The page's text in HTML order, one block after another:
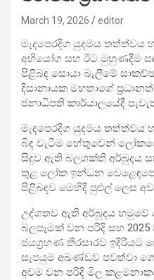
March 19, 2026 editor
මැදපෙරදිග යුදමය
අභියෝග සහ ඊට මුහුණදීම
පිළිබඳ සොයා බැලීමේ
දිසානායක මහතාගේ
ජනාධිපති කාර්යාලයේදී
මැදපෙරදිග යුදමය තත්ත්වය
බිඳ වැටීම හේතුවෙන්
සිදුව ඇති බලශක්ති අර්බුදය
තුළ ලෝක ඉන්ධන
පිළිබඳව මෙහිදී පුළුල් ලෙස
උද්ගතව ඇති අර්බුදය
බලපෑමක් වන පරිදි සහ
ජයග්‍රහණ තිරසාරව ඉදිරියට
සැපයුම අඛණ්ඩව පවත්වා
අවම වන පරිදි මිල